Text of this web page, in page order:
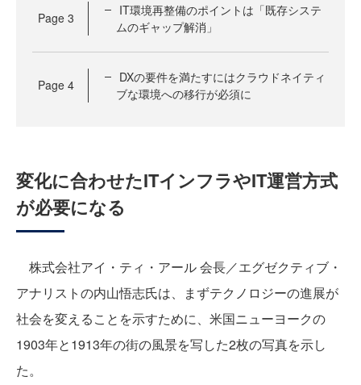
Page 3
IT環境再整備のポイントは「既存システ
ムのギャップ解消」
Page 4
DXの要件を満たすにはクラウドネイティ
ブな環境への移行が必須に
変化に合わせたITインフラやIT運営方式
が必要になる
株式会社アイ・ティ・アール 会長／エグゼクティブ・
アナリストの内山悟志氏は、まずテクノロジーの進展が
社会を変えることを示すために、米国ニューヨークの
1903年と1913年の街の風景を写した2枚の写真を示し
た。